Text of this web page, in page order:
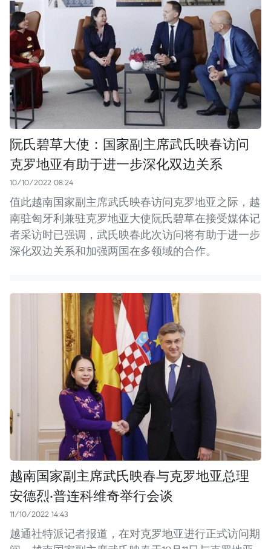
阮氏碧草大使：国家副主席武氏映春访问
克罗地亚有助于进一步深化双边关系
10/10/2022 08:24
值此越南国家副主席武氏映春访问克罗地亚之际，越
南驻匈牙利兼驻克罗地亚大使阮氏碧草在接受媒体记
者采访时已强调，武氏映春此次访问将有助于进一步
深化双边关系和加强两国在多领域的合作。
越南国家副主席武氏映春与克罗地亚总理
安德烈·普连科维奇举行会谈
11/10/2022 14:43
越通社特派记者报道，在对克罗地亚进行正式访问期